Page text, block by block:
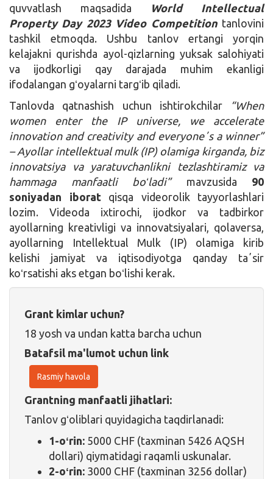
quvvatlash maqsadida
World Intellectual
Property Day 2023 Video Competition tanlovini
tashkil etmoqda. Ushbu tanlov ertangi yorqin
kelajakni qurishda ayol-qizlarning yuksak salohiyati
va ijodkorligi qay darajada muhim ekanligi
ifodalangan gʻoyalarni targʻib qiladi.
Tanlovda qatnashish uchun ishtirokchilar
“When
women enter the IP universe, we accelerate
innovation and creativity and everyoneʼs a winner”
– Ayollar intellektual mulk (IP) olamiga kirganda, biz
innovatsiya va yaratuvchanlikni tezlashtiramiz va
hammaga manfaatli boʻladi”mavzusida 90
soniyadan iborat qisqa videorolik tayyorlashlari
lozim. Videoda ixtirochi, ijodkor va tadbirkor
ayollarning kreativligi va innovatsiyalari, qolaversa,
ayollarning Intellektual Mulk (IP) olamiga kirib
kelishi jamiyat va iqtisodiyotga qanday taʼsir
koʻrsatishi aks etgan boʻlishi kerak.
Grant kimlar uchun?
18 yosh va undan katta barcha uchun
Batafsil ma'lumot uchun link
Rasmiy havola
Grantning manfaatli jihatlari:
Tanlov gʻoliblari quyidagicha taqdirlanadi:
1-oʻrin: 5000 CHF (taxminan 5426 AQSH
dollari) qiymatidagi raqamli uskunalar.
2-oʻrin: 3000 CHF (taxminan 3256 dollar)